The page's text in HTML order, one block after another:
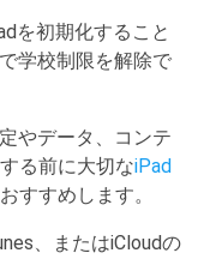
を初期化すること
学校制限を解除で
やデータ、コンテ
る前に大切なiPad
すすめします。
、またはiCloudの